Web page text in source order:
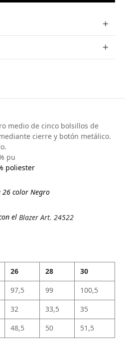
medio de cinco bolsillos de
cierre y botón metálico.
pu
poliester
26 color Negro
el Blazer Art. 24522
26 28
30
97,5 99
100,5
32 33,5
35
48,5 50 51,5